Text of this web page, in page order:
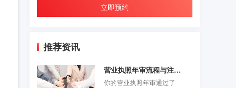
立即预约
推荐资讯
营业执照年审流程与注意事项
你的营业执照年审通过了